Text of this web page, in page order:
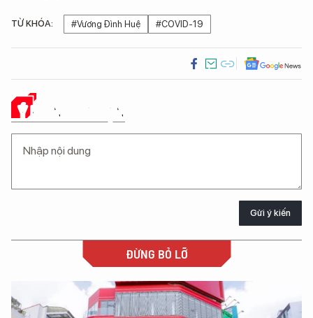
TỪ KHÓA: #Vương Đình Huệ #COVID-19
Ý KIẾN CỦA BẠN
Gửi ý kiến
ĐỪNG BỎ LỠ